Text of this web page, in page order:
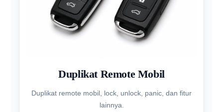
Duplikat Remote Mobil
Duplikat remote mobil, lock, unlock, panic, dan fitur
lainnya.